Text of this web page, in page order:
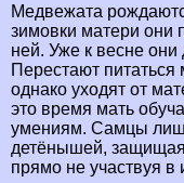
Медвежата
зимовки матери они
ней. Уже к весне они
Перестают
однако уходят от
это время мать
умениям. Самцы
детёнышей,
прямо не участвуя в